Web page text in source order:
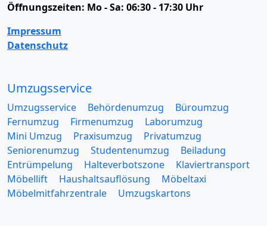
Öffnungszeiten: Mo - Sa: 06:30 - 17:30 Uhr
Impressum
Datenschutz
Umzugsservice
Umzugsservice Behördenumzug
Büroumzug
Fernumzug
Firmenumzug
Laborumzug
Mini Umzug
Praxisumzug
Privatumzug
Seniorenumzug
Studentenumzug
Beiladung
Entrümpelung
Halteverbotszone
Klaviertransport
Möbellift
Haushaltsauflösung
Möbeltaxi
Möbelmitfahrzentrale
Umzugskartons